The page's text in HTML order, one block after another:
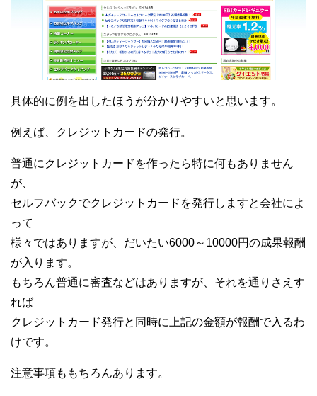
具体的に例を出したほうが分かりやすいと思います。
例えば、クレジットカードの発行。
普通にクレジットカードを作ったら特に何もありません
が、
セルフバックでクレジットカードを発行しますと会社によ
って
様々ではありますが、だいたい6000～10000円の成果報酬
が入ります。
もちろん普通に審査などはありますが、それを通りさえす
れば
クレジットカード発行と同時に上記の金額が報酬で入るわ
けです。
注意事項ももちろんあります。